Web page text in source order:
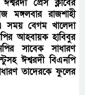
প্রেস ক্লাবের
রাজশাহী
সময় বেগম খালেদা
আহবায়ক হাবিবুর
সাবেক সাধারণ
ঈশ্বরদী বিএনপি
তাদেরকে ফুলের